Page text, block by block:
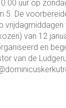
uur op
5. De
van 12
en
van de